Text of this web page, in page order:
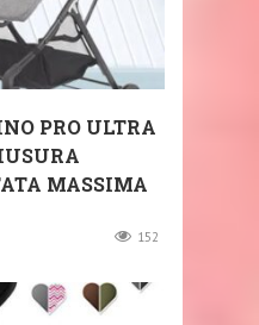
PRO ULTRA
MASSIMA
152